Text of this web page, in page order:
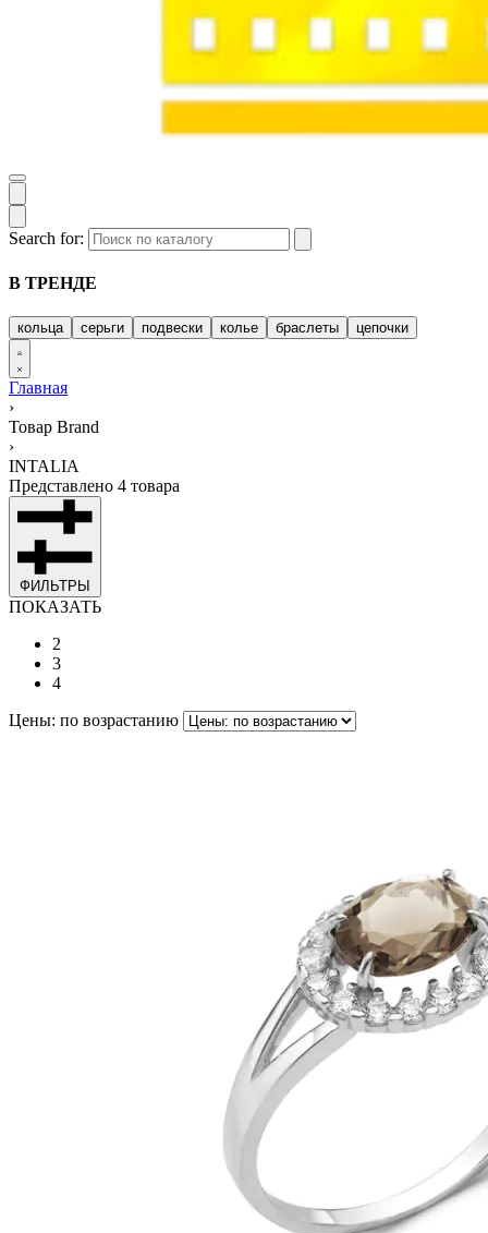
Search for:
В ТРЕНДЕ
кольца серьги подвески колье браслеты цепочки
Главная
›
Товар Brand
›
INTALIA
Представлено 4 товара
ФИЛЬТРЫ
ПОКАЗАТЬ
2
3
4
Цены: по возрастанию